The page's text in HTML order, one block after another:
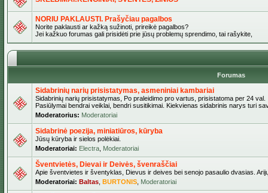
NORIU PAKLAUSTI. Prašyčiau pagalbos
Norite paklausti ar kažką sužinoti, prireikė pagalbos?
Jei kažkuo forumas gali prisidėti prie jūsų problemų sprendimo, tai rašykite,
Forumas
Sidabrinių narių prisistatymas, asmeniniai kambariai
Sidabrinių narių prisistatymas, Po praleidimo pro vartus, prisistatoma per 24 val.
Pasiūlymai bendrai veiklai, bendri susitikimai. Kiekvienas sidabrinis narys turi
Moderatorius: Moderatoriai
Sidabrinė poezija, miniatiūros, kūryba
Jūsų kūryba ir sielos polėkiai.
Moderatoriai: Electra Moderatoriai
Šventvietės, Dievai ir Deivės, švenraščiai
Apie šventvietes ir šventyklas, Dievus ir deives bei senojo pasaulio dvasias.
Moderatoriai: Baltas BURTONIS Moderatoriai